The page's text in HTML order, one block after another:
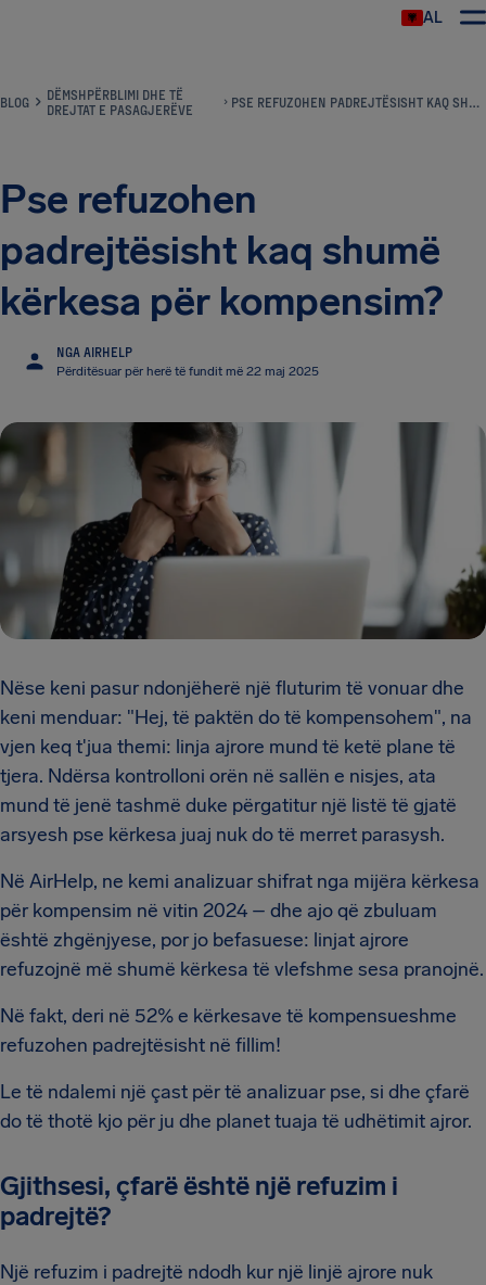
AL
BLOG
DËMSHPËRBLIMI DHE TË
DREJTAT E PASAGJERËVE
PSE REFUZOHEN PADREJTËSISHT KAQ SHUMË KËRKESA PËR KOMPENSIM?
Pse refuzohen
padrejtësisht kaq shumë
kërkesa për kompensim?
NGA AIRHELP
Përditësuar për herë të fundit më 22 maj 2025
Nëse keni pasur ndonjëherë një fluturim të vonuar dhe
keni menduar: "Hej, të paktën do të kompensohem", na
vjen keq t'jua themi: linja ajrore mund të ketë plane të
tjera. Ndërsa kontrolloni orën në sallën e nisjes, ata
mund të jenë tashmë duke përgatitur një listë të gjatë
arsyesh pse kërkesa juaj nuk do të merret parasysh.
Në AirHelp, ne kemi analizuar shifrat nga mijëra kërkesa
për kompensim në vitin 2024 – dhe ajo që zbuluam
është zhgënjyese, por jo befasuese: linjat ajrore
refuzojnë më shumë kërkesa të vlefshme sesa pranojnë.
Në fakt, deri në 52% e kërkesave të kompensueshme
refuzohen padrejtësisht në fillim!
Le të ndalemi një çast për të analizuar pse, si dhe çfarë
do të thotë kjo për ju dhe planet tuaja të udhëtimit ajror.
Gjithsesi, çfarë është një refuzim i
padrejtë?
Një refuzim i padrejtë ndodh kur një linjë ajrore nuk